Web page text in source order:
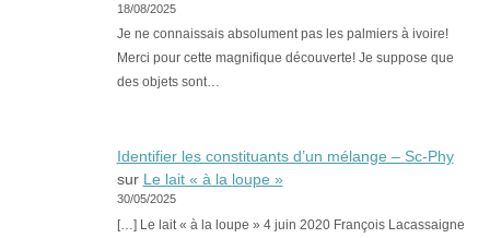
18/08/2025
Je ne connaissais absolument pas les palmiers à ivoire!
Merci pour cette magnifique découverte! Je suppose que
des objets sont…
Identifier les constituants d’un mélange – Sc-Phy
sur Le lait « à la loupe »
30/05/2025
[…] Le lait « à la loupe » 4 juin 2020 François Lacassaigne